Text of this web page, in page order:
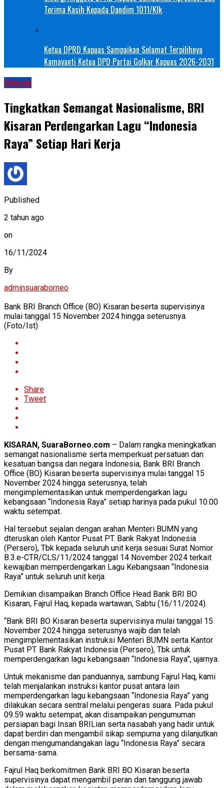
Terima Kasih Kepada Dandim 1011/Klk
Ketua DPRD Kapuas Sampaikan Selamat Terpilihnya
Kamayanti Ketua DPD Partai Golkar Kapuas 2026-2031
Umum
Tingkatkan Semangat Nasionalisme, BRI
Kisaran Perdengarkan Lagu “Indonesia
Raya” Setiap Hari Kerja
Published
2 tahun ago
on
16/11/2024
By
adminsuaraborneo
Bank BRI Branch Office (BO) Kisaran beserta supervisinya
mulai tanggal 15 November 2024 hingga seterusnya.
(Foto/Ist)
Share
Tweet
KISARAN, SuaraBorneo.com – Dalam rangka meningkatkan
semangat nasionalisme serta memperkuat persatuan dan
kesatuan bangsa dan negara Indonesia, Bank BRI Branch
Office (BO) Kisaran beserta supervisinya mulai tanggal 15
November 2024 hingga seterusnya, telah
mengimplementasikan untuk memperdengarkan lagu
kebangsaan “Indonesia Raya” setiap harinya pada pukul 10.00
waktu setempat.
Hal tersebut sejalan dengan arahan Menteri BUMN yang
dteruskan oleh Kantor Pusat PT. Bank Rakyat Indonesia
(Persero), Tbk kepada seluruh unit kerja sesuai Surat Nomor
B.3.e-CTR/CLS/11/2024 tanggal 14 November 2024 terkait
kewajiban memperdengarkan Lagu Kebangsaan “Indonesia
Raya” untuk seluruh unit kerja.
Demikian disampaikan Branch Office Head Bank BRI BO
Kisaran, Fajrul Haq, kepada wartawan, Sabtu (16/11/2024).
“Bank BRI BO Kisaran beserta supervisinya mulai tanggal 15
November 2024 hingga seterusnya wajib dan telah
mengimplementasikan instruksi Menteri BUMN serta Kantor
Pusat PT. Bank Rakyat Indonesia (Persero), Tbk untuk
memperdengarkan lagu kebangsaan “Indonesia Raya”, ujarnya.
Untuk mekanisme dan panduannya, sambung Fajrul Haq, kami
telah menjalankan instruksi kantor pusat antara lain
memperdengarkan lagu kebangsaan “Indonesia Raya” yang
dilakukan secara sentral melalui pengeras suara. Pada pukul
09.59 waktu setempat, akan disampaikan pengumuman
persiapan bagi Insan BRILian serta nasabah yang hadir untuk
dapat berdiri dan mengambil sikap sempurna yang dilanjutkan
dengan mengumandangakan lagu “Indonesia Raya” secara
bersama-sama.
Fajrul Haq berkomitmen Bank BRI BO Kisaran beserta
supervisinya dapat mengambil peran dan tanggung jawab